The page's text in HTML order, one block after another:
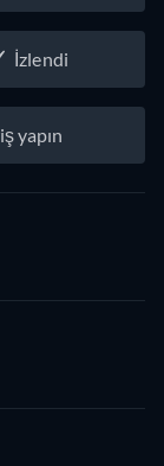
İzlendi
yapın